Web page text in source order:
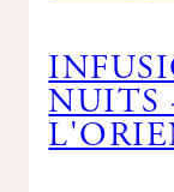
NUITS